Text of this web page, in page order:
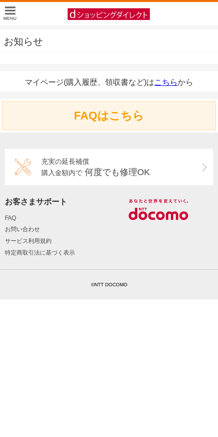
お知らせ
マイページ(購入履歴、領収書など)はこちらから
FAQはこちら
充実の延長補償
購入金額内で 何度でも修理OK
お客さまサポート
FAQ
お問い合わせ
サービス利用規約
特定商取引法に基づく表示
©NTT DOCOMO